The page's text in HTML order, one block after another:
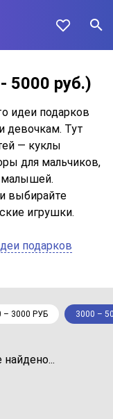
5000 руб.)
идеи подарков
девочкам. Тут
— куклы
для мальчиков,
малышей.
выбирайте
игрушки.
подарков
– 3000 РУБ 3000 –